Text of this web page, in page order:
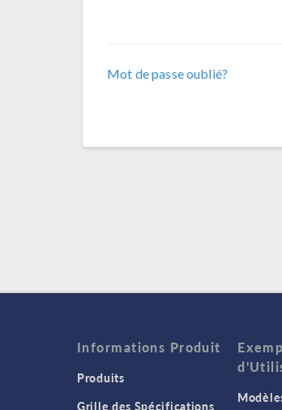
Mot de passe oublié?
Informations Produit
Produits
Grille des Spécifications